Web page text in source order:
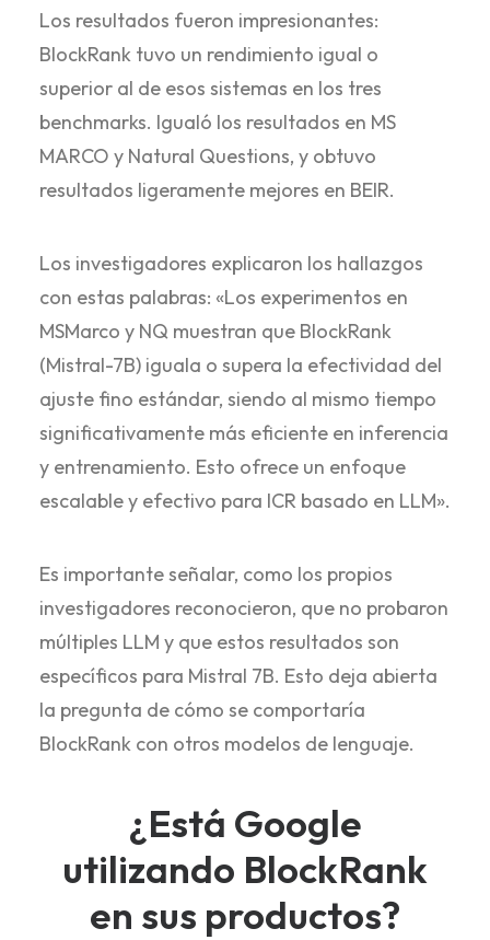
Los resultados fueron impresionantes:
BlockRank tuvo un rendimiento igual o
superior al de esos sistemas en los tres
benchmarks. Igualó los resultados en MS
MARCO y Natural Questions, y obtuvo
resultados ligeramente mejores en BEIR.
Los investigadores explicaron los hallazgos
con estas palabras: «Los experimentos en
MSMarco y NQ muestran que BlockRank
(Mistral-7B) iguala o supera la efectividad del
ajuste fino estándar, siendo al mismo tiempo
significativamente más eficiente en inferencia
y entrenamiento. Esto ofrece un enfoque
escalable y efectivo para ICR basado en LLM».
Es importante señalar, como los propios
investigadores reconocieron, que no probaron
múltiples LLM y que estos resultados son
específicos para Mistral 7B. Esto deja abierta
la pregunta de cómo se comportaría
BlockRank con otros modelos de lenguaje.
¿Está Google
utilizando BlockRank
en sus productos?